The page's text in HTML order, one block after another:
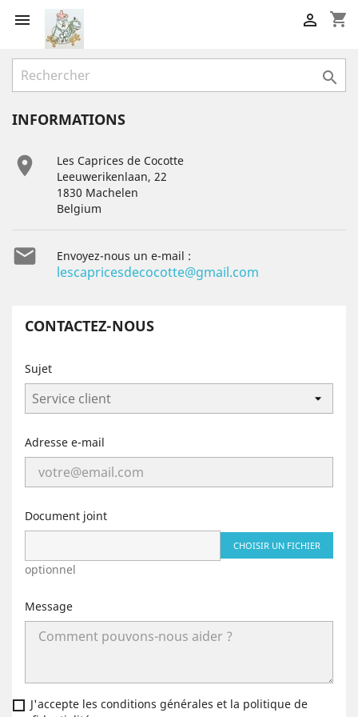
 shopping_cart


INFORMATIONS

Les Caprices de Cocotte
Leeuwerikenlaan, 22
1830 Machelen
Belgium
 Envoyez-nous un e-mail :
lescapricesdecocotte@gmail.com
CONTACTEZ-NOUS
Sujet
Adresse e-mail
Document joint
CHOISIR UN FICHIER
optionnel
Message
J'accepte les conditions générales et la politique de